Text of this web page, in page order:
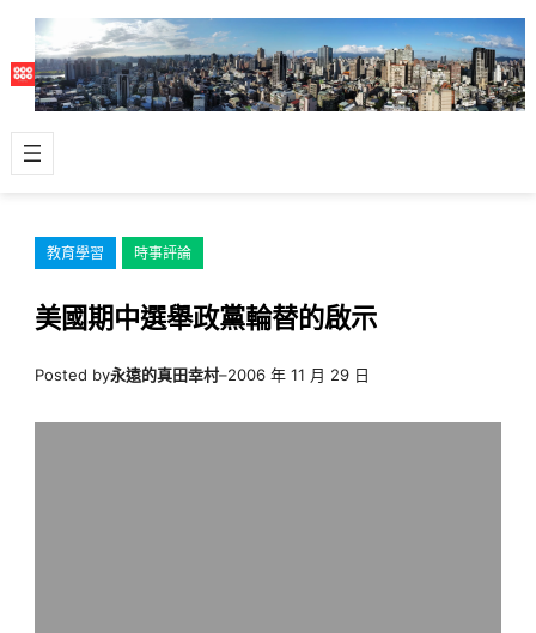
主
容
教育學習 時事評論
美國期中選舉政黨輪替的啟示
Posted by永遠的真田幸村–2006 年 11 月 29 日